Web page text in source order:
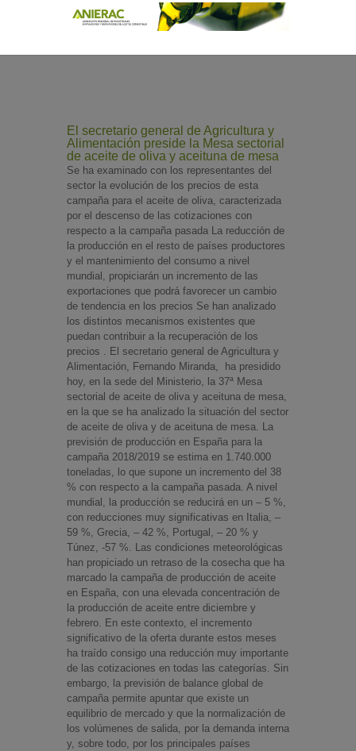
El secretario general de Agricultura y
Alimentación preside la Mesa sectorial
de aceite de oliva y aceituna de mesa
Se ha examinado con los representantes del
sector la evolución de los precios de esta
campaña para el aceite de oliva, caracterizada
por el descenso de las cotizaciones con
respecto a la campaña pasada La reducción de
la producción en el resto de países productores
y el mantenimiento del consumo a nivel
mundial, propiciarán un incremento de las
exportaciones que podrá favorecer un cambio
de tendencia en los precios Se han analizado
los distintos mecanismos existentes que
puedan contribuir a la recuperación de los
precios . El secretario general de Agricultura y
Alimentación, Fernando Miranda, ha presidido
hoy, en la sede del Ministerio, la 37ª Mesa
sectorial de aceite de oliva y aceituna de mesa,
en la que se ha analizado la situación del sector
de aceite de oliva y de aceituna de mesa. La
previsión de producción en España para la
campaña 2018/2019 se estima en 1.740.000
toneladas, lo que supone un incremento del 38
% con respecto a la campaña pasada. A nivel
mundial, la producción se reducirá en un – 5 %,
con reducciones muy significativas en Italia, –
59 %, Grecia, – 42 %, Portugal, – 20 % y
Túnez, -57 %. Las condiciones meteorológicas
han propiciado un retraso de la cosecha que ha
marcado la campaña de producción de aceite
en España, con una elevada concentración de
la producción de aceite entre diciembre y
febrero. En este contexto, el incremento
significativo de la oferta durante estos meses
ha traído consigo una reducción muy importante
de las cotizaciones en todas las categorías. Sin
embargo, la previsión de balance global de
campaña permite apuntar que existe un
equilibrio de mercado y que la normalización de
los volúmenes de salida, por la demanda interna
y, sobre todo, por los principales países